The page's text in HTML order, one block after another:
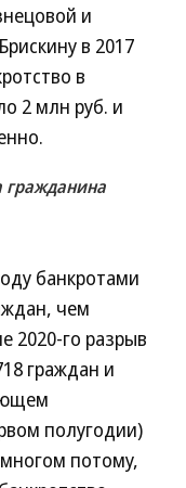
и
в 2017
в
2 млн руб. и
гражданина
банкротами
чем
2020-го разрыв
граждан и
полугодии)
потому,